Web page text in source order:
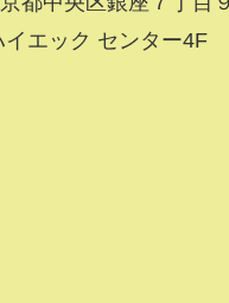
イエック センター4F